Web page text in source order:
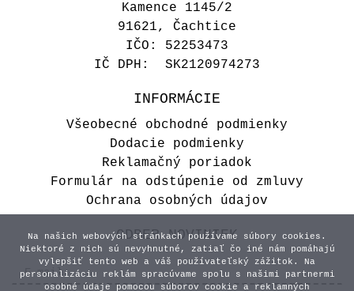
Kamence 1145/2
91621, Čachtice
IČO: 52253473
IČ DPH: SK2120974273
INFORMÁCIE
Všeobecné obchodné podmienky
Dodacie podmienky
Reklamačný poriadok
Formulár na odstúpenie od zmluvy
Ochrana osobných údajov
ODBER NOVINIEK
Na našich webových stránkach používame súbory cookies.
Niektoré z nich sú nevyhnutné, zatiaľ čo iné nám pomáhajú
vylepšiť tento web a váš používateľský zážitok. Na
personalizáciu reklám spracúvame spolu s našimi partnermi
osobné údaje pomocou súborov cookie a reklamných